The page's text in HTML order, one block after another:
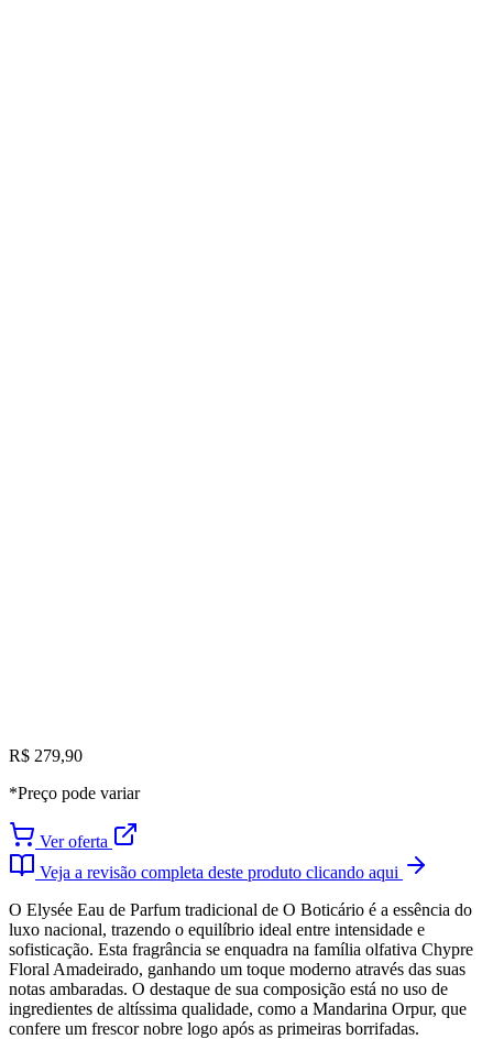
R$ 279,90
*Preço pode variar
Ver oferta
Veja a revisão completa deste produto clicando aqui
O Elysée Eau de Parfum tradicional de O Boticário é a essência do
luxo nacional, trazendo o equilíbrio ideal entre intensidade e
sofisticação. Esta fragrância se enquadra na família olfativa Chypre
Floral Amadeirado, ganhando um toque moderno através das suas
notas ambaradas. O destaque de sua composição está no uso de
ingredientes de altíssima qualidade, como a Mandarina Orpur, que
confere um frescor nobre logo após as primeiras borrifadas.